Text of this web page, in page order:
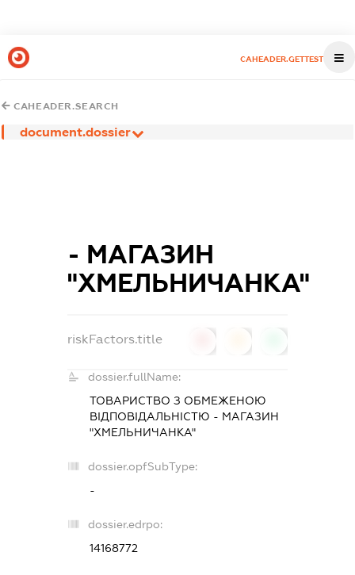
CAHEADER.GETTEST
CAHEADER.SEARCH
document.dossier
- МАГАЗИН
"ХМЕЛЬНИЧАНКА"
riskFactors.title
dossier.fullName:
ТОВАРИСТВО З ОБМЕЖЕНОЮ
ВІДПОВІДАЛЬНІСТЮ - МАГАЗИН
"ХМЕЛЬНИЧАНКА"
dossier.opfSubType:
-
dossier.edrpo:
14168772